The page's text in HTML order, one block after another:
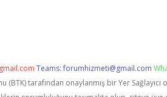
Teams:forumhizmeti@gmail.com
(BTK) tarafından onaylanmış bir Yer